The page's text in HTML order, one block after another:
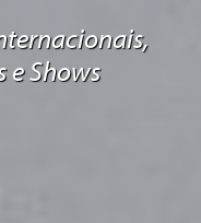
e Shows